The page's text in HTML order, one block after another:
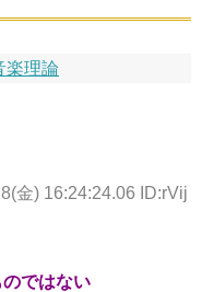
楽理論
金) 16:24:24.06 ID:rVij
のではない